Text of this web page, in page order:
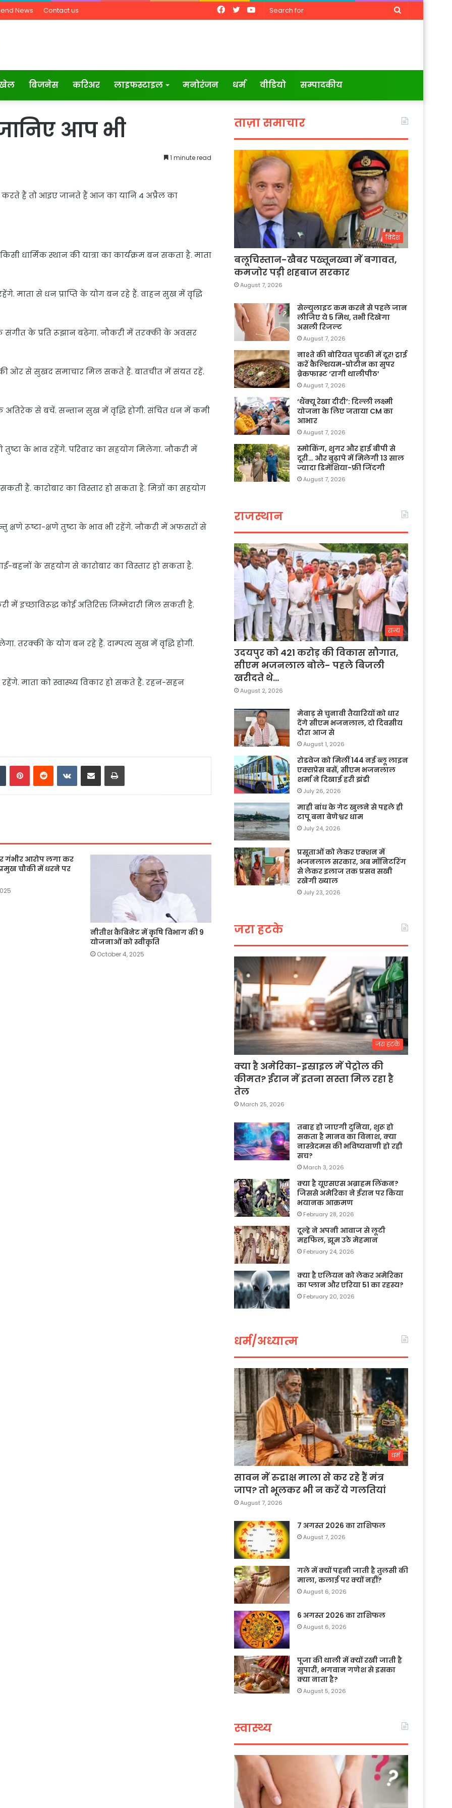
News Contact us
Search
YouTube
Twitter
Facebook
बिजनेस करिअर लाइफस्टाइल मनोरंजन धर्म वीडियो सम्पादकीय
आप भी
1 minute read
हैं तो आइए जानते हैं आज का यानि 4 अप्रैल का
धार्मिक स्थान की यात्रा का कार्यक्रम बन सकता है. माता
माता से धन प्राप्ति के योग बन रहे हैं. वाहन सुख में वृद्धि
संगीत के प्रति रूझान बढ़ेगा. नौकरी में तरक्की के अवसर
ओर से सुखद समाचार मिल सकते हैं. बातचीत में संयत रहें.
से बचें. सन्तान सुख में वृद्धि होगी. संचित धन में कमी
के भाव रहेंगे. परिवार का सहयोग मिलेगा. नौकरी में
हैं. कारोबार का विस्तार हो सकता है. मित्रों का सहयोग
क्षणे रूष्टा-क्षणे तुष्टा के भाव भी रहेंगे. नौकरी में अफसरों से
बहनों के सहयोग से कारोबार का विस्तार हो सकता है.
इच्छाविरूद्ध कोई अतिरिक्त जिम्मेदारी मिल सकती है.
तरक्की के योग बन रहे हैं. दाम्पत्य सुख में वृद्धि होगी.
माता को स्वास्थ्य विकार हो सकते हैं. रहन-सहन
TumblrPinterestReddit VKontakte
Share via Email Print
गंभीर आरोप लगा कर
चौकी में धरने पर
नीतीश कैबिनेट में कृषि विभाग की 9
योजनाओं को स्वीकृति
October 4, 2025
ताज़ा समाचार
विदेश
बलूचिस्तान-खैबर पख्तूनख्वा में बगावत,
कमजोर पड़ी शहबाज सरकार
August 7, 2026
सेल्युलाइट कम करने से पहले जान
लीजिए ये 5 मिथ, तभी दिखेगा
असली रिजल्ट
August 7, 2026
नाश्ते की बोरियत चुटकी में दूर! ट्राई
करें कैल्शियम-प्रोटीन का सुपर
ब्रेकफास्ट ‘रागी थालीपीठ’
August 7, 2026
‘थैंक्यू रेखा दीदी’: दिल्ली लक्ष्मी
योजना के लिए जताया CM का
आभार
August 7, 2026
स्मोकिंग, शुगर और हाई बीपी से
दूरी… और बुढ़ापे में मिलेगी 13 साल
ज्यादा डिमेंशिया-फ्री जिंदगी
August 7, 2026
राजस्थान
राज्य
उदयपुर को 421 करोड़ की विकास सौगात,
सीएम भजनलाल बोले- पहले बिजली
खरीदते थे…
August 2, 2026
मेवाड़ से चुनावी तैयारियों को धार
देंगे सीएम भजनलाल, दो दिवसीय
दौरा आज से
August 1, 2026
रोडवेज को मिलीं 144 नई ब्लू लाइन
एक्सप्रेस बसें, सीएम भजनलाल
शर्मा ने दिखाई हरी झंडी
July 26, 2026
माही बांध के गेट खुलने से पहले ही
टापू बना बेणेश्वर धाम
July 24, 2026
प्रसूताओं को लेकर एक्शन में
भजनलाल सरकार, अब मॉनिटरिंग
से लेकर इलाज तक प्रसव सखी
रखेगी ख्याल
July 23, 2026
जरा हटके
जरा हटके
क्या है अमेरिका-इस्राइल में पेट्रोल की
कीमत? ईरान में इतना सस्ता मिल रहा है
तेल
March 25, 2026
तबाह हो जाएगी दुनिया, शुरू हो
सकता है मानव का विनाश, क्या
नास्त्रेदमस की भविष्यवाणी हो रही
सच?
March 3, 2026
क्या है यूएसएस अब्राहम लिंकन?
जिससे अमेरिका ने ईरान पर किया
भयानक आक्रमण
February 28, 2026
दूल्हे ने अपनी आवाज से लूटी
महफिल, झूम उठे मेहमान
February 24, 2026
क्या है एलियन को लेकर अमेरिका
का प्लान और एरिया 51 का रहस्य?
February 20, 2026
धर्म/अध्यात्म
धर्म
सावन में रुद्राक्ष माला से कर रहे हैं मंत्र
जाप? तो भूलकर भी न करें ये गलतियां
August 7, 2026
7 अगस्त 2026 का राशिफल
August 7, 2026
गले में क्यों पहनी जाती है तुलसी की
माला, कलाई पर क्यों नहीं?
August 6, 2026
6 अगस्त 2026 का राशिफल
August 6, 2026
पूजा की थाली में क्यों रखी जाती है
सुपारी, भगवान गणेश से इसका
क्या नाता है?
August 5, 2026
स्वास्थ्य